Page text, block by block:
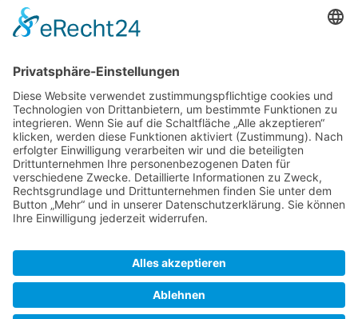
Die berichten, daß sie dort manchmal
die Bässe aus Borgholm noch hören
Sämtliche Versorgungsmöglichkeiten.
Zahlreiche Restaurants.
Zuletzt bearbeitet vor 2 JahrenvonMarkusP
Autoren:Corona,M Dietrich,MarkusP,NORDWEST III,